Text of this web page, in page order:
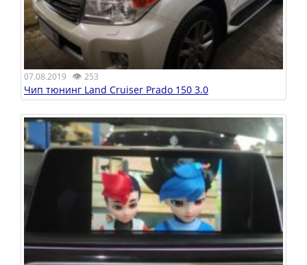
07.08.2019 👁 253
Чип тюнинг Land Cruiser Prado 150 3.0